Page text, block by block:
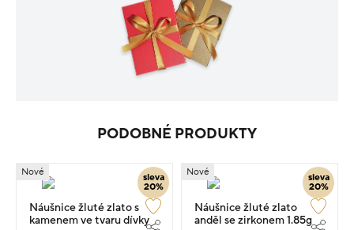
PODOBNÉ PRODUKTY
sleva
20%
Nové
Náušnice žluté zlato s
kamenem ve tvaru dívky
sleva
20%
Nové
Náušnice žluté zlato
anděl se zirkonem 1.85g